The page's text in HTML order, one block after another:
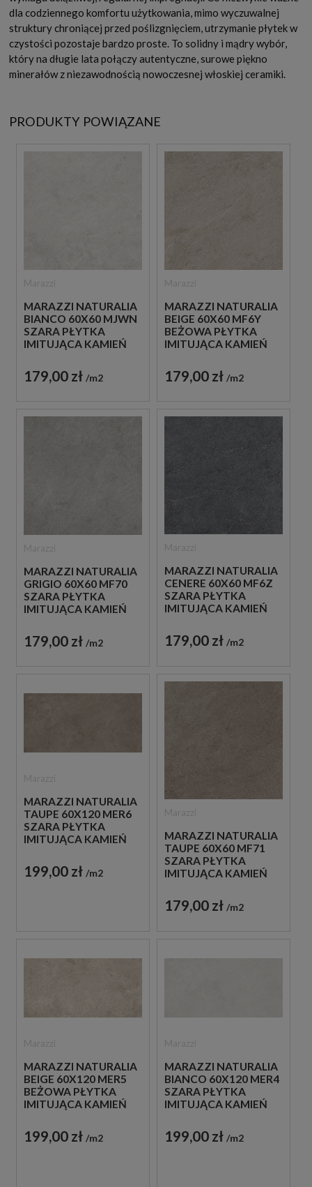
dla codziennego komfortu użytkowania, mimo wyczuwalnej
struktury chroniącej przed poślizgnięciem, utrzymanie płytek w
czystości pozostaje bardzo proste. To solidny i mądry wybór,
który na długie lata połączy autentyczne, surowe piękno
minerałów z niezawodnością nowoczesnej włoskiej ceramiki.
PRODUKTY POWIĄZANE
MARAZZI NATURALIA
BIANCO 60X60 MJWN
SZARA PŁYTKA
IMITUJĄCA KAMIEŃ
179,00 zł m2
MARAZZI NATURALIA
BEIGE 60X60 MF6Y
BEŻOWA PŁYTKA
IMITUJĄCA KAMIEŃ
179,00 zł m2
MARAZZI NATURALIA
GRIGIO 60X60 MF70
SZARA PŁYTKA
IMITUJĄCA KAMIEŃ
179,00 zł m2
MARAZZI NATURALIA
CENERE 60X60 MF6Z
SZARA PŁYTKA
IMITUJĄCA KAMIEŃ
179,00 zł m2
MARAZZI NATURALIA
TAUPE 60X120 MER6
SZARA PŁYTKA
IMITUJĄCA KAMIEŃ
199,00 zł m2
MARAZZI NATURALIA
TAUPE 60X60 MF71
SZARA PŁYTKA
IMITUJĄCA KAMIEŃ
179,00 zł m2
MARAZZI NATURALIA
BEIGE 60X120 MER5
BEŻOWA PŁYTKA
IMITUJĄCA KAMIEŃ
199,00 zł m2
MARAZZI NATURALIA
BIANCO 60X120 MER4
SZARA PŁYTKA
IMITUJĄCA KAMIEŃ
199,00 zł m2